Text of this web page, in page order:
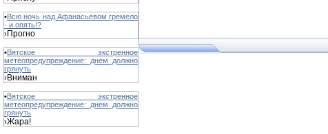
•Всю ночь над Афанасьевом гремело
- и опять!?
›Прогно
•Вятское экстренное
метеопредупреждение: днем должно
грянуть
›Вниман
•Вятское экстренное
метеопредупреждение: днем должно
грянуть
›Жара!